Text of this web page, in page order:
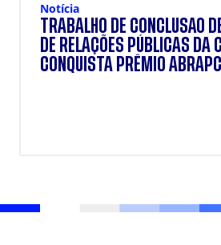
Notícia
TRABALHO DE CONCLUSÃO
DE RELAÇÕES PÚBLICAS DA
CONQUISTA PRÊMIO